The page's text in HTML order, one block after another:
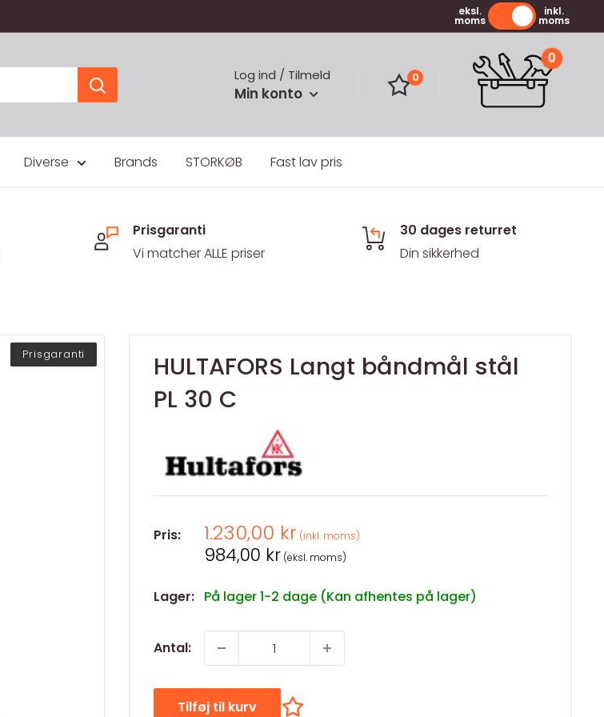
eksl.
moms
inkl.
moms
Log ind / Tilmeld
Min konto
0
0
Diverse Brands STORKØB Fast lav pris
Prisgaranti
Vi matcher ALLE priser
30 dages returret
Din sikkerhed
Prisgaranti
HULTAFORS Langt båndmål stål
PL 30 C
Pris: Salgspris
1.230,00 kr (inkl. moms)
Salgspris
984,00 kr (eksl. moms)
Lager: På lager 1-2 dage (Kan afhentes på lager)
Antal:
Tilføj til kurv